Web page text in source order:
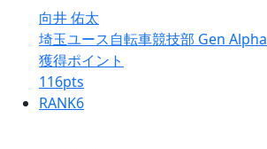
向井 佑太
埼玉ユース自転車競技部 Gen Alpha
獲得ポイント
116pts
RANK6